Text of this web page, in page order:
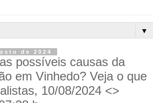
▼
de 2024
possíveis causas da
em Vinhedo? Veja o que
10/08/2024 <>